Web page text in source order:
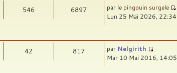
546 6897 par le pingouin surgele
Lun 25 Mai 2026, 22:34
42 817 par Nelgirith
Mar 10 Mai 2016, 14:05